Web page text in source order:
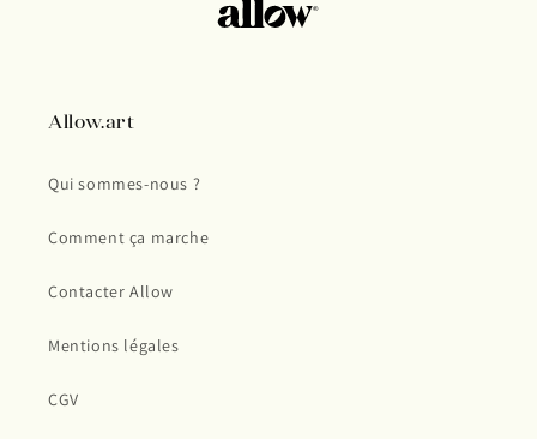
Allow.art
Qui sommes-nous ?
Comment ça marche
Contacter Allow
Mentions légales
CGV